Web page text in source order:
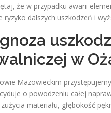
że w przypadku awarii
ryzyko dalszych uszkodzeń i
w
Mazowieckim
o powodzeniu całej
materiału, głębokość